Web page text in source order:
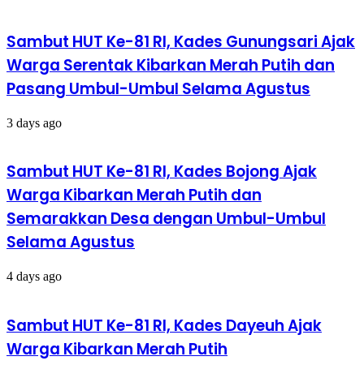
Sambut HUT Ke-81 RI, Kades Gunungsari Ajak
Warga Serentak Kibarkan Merah Putih dan
Pasang Umbul-Umbul Selama Agustus
3 days ago
Sambut HUT Ke-81 RI, Kades Bojong Ajak
Warga Kibarkan Merah Putih dan
Semarakkan Desa dengan Umbul-Umbul
Selama Agustus
4 days ago
Sambut HUT Ke-81 RI, Kades Dayeuh Ajak
Warga Kibarkan Merah Putih